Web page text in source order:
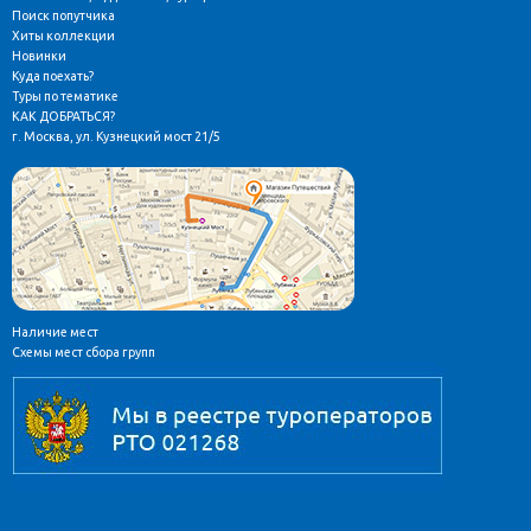
Поиск попутчика
Хиты коллекции
Новинки
Куда поехать?
Туры по тематике
КАК ДОБРАТЬСЯ?
г. Москва, ул. Кузнецкий мост 21/5
Наличие мест
Схемы мест сбора групп